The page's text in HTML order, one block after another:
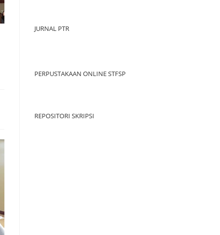
JURNAL PTR
PERPUSTAKAAN ONLINE STFSP
REPOSITORI SKRIPSI